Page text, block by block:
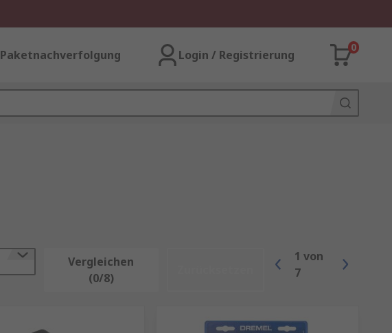
Paketnachverfolgung Login / Registrierung
0
Vergleichen
(0/8)
1 von
7